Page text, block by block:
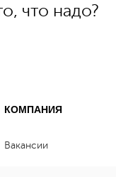
что надо?
КОМПАНИЯ
Вакансии